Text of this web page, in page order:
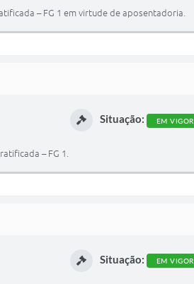
– FG 1 em virtude de aposentadoria.
Situação: EM VIGOR
– FG 1.
Situação: EM VIGOR